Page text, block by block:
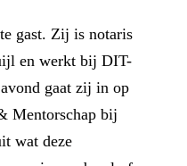
gast. Zij is notaris
en werkt bij DIT-
gaat zij in op
Mentorschap bij
wat deze